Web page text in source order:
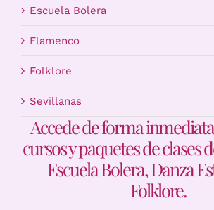
Escuela Bolera
Flamenco
Folklore
Sevillanas
Accede de forma
cursos y paquetes de clases
Escuela Bolera, Danza
Folklore.